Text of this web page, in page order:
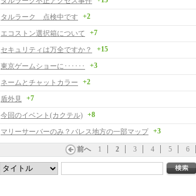
タルラーク 点検中です
+2
エコストン選択箱について
+7
セキュリティは万全ですか？
+15
東京ゲームショーに･･････
+3
ネームとチャットカラー
+2
盾外見 +7
今回のイベント(カクテル) +8
マリーサーバーのみ？バレス地方の一部マップ +3
前へ 1 2 3 4 5 6